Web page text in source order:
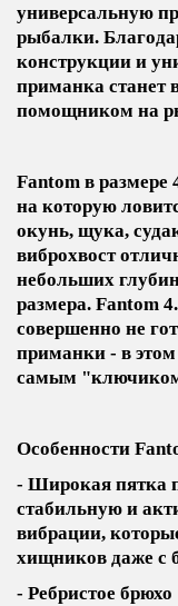
универсальную
рыбалки.
конструкции и
приманка
помощником на
Fantom в
на которую
окунь, щука,
виброхвост
небольших
размера. Fantom
совершенно не
приманки - в
самым
Особенности
- Широкая пятка
стабильную и
вибрации,
хищников даже с
- Ребристое